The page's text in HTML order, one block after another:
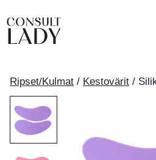
sisältöön
Ripset/Kulmat / Kestovärit /